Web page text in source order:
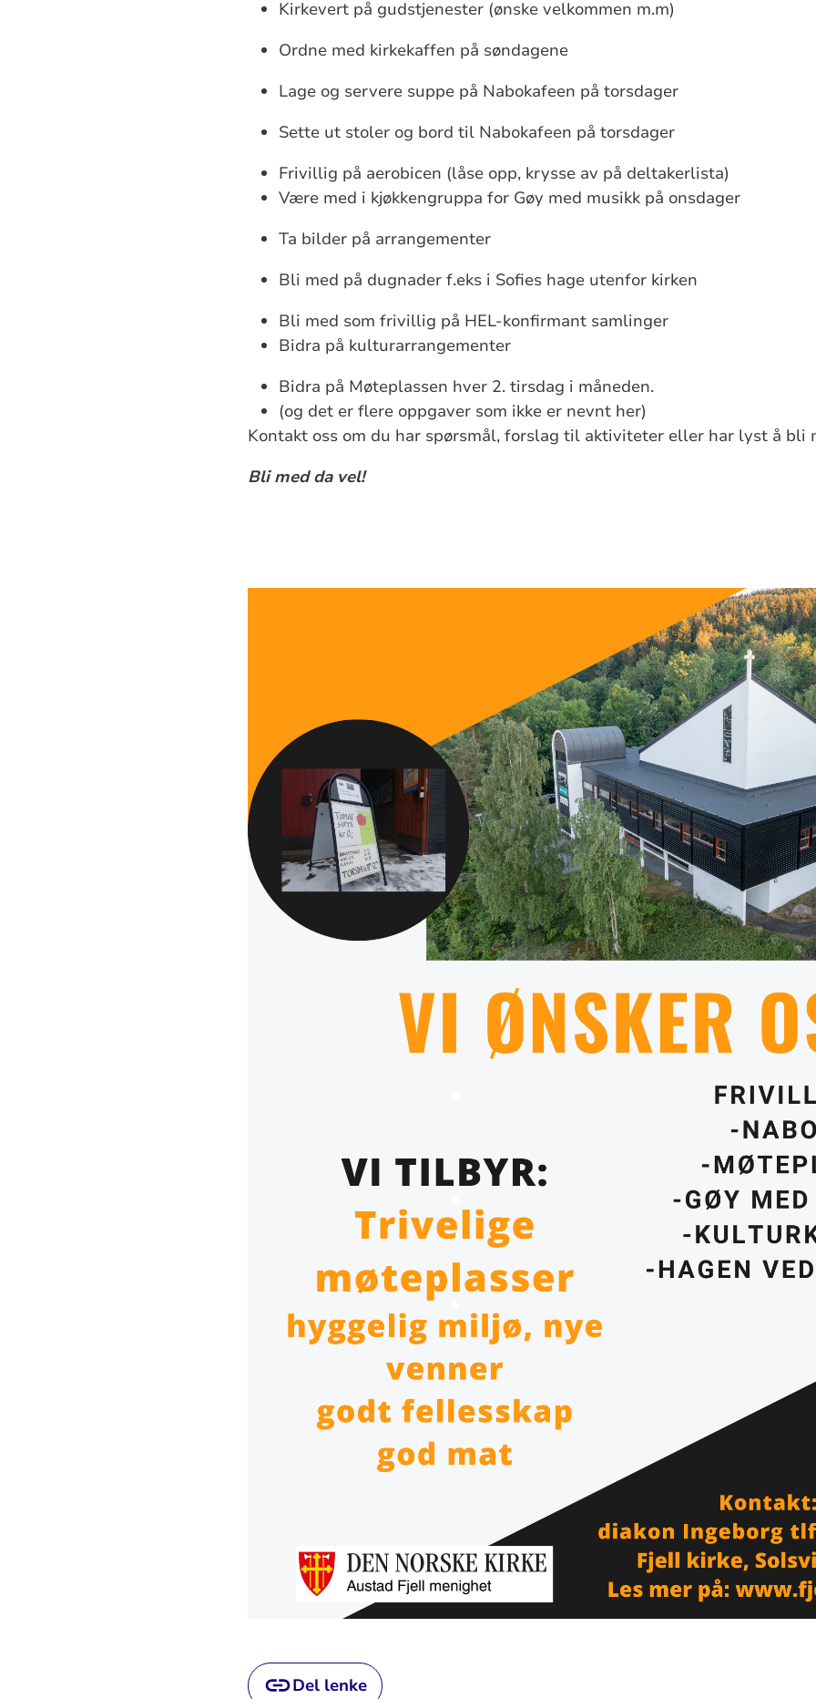
Kirkevert på gudstjenester (ønske velkommen m.m)
Ordne med kirkekaffen på søndagene
Lage og servere suppe på Nabokafeen på torsdager
Sette ut stoler og bord til Nabokafeen på torsdager
Frivillig på aerobicen (låse opp, krysse av på deltakerlista)
Være med i kjøkkengruppa for Gøy med musikk på onsdager
Ta bilder på arrangementer
Bli med på dugnader f.eksi Sofies hage utenfor kirken
Bli med som frivillig på HEL-konfirmant samlinger
Bidra på kulturarrangementer
Bidra på Møteplassen hver 2. tirsdag i måneden.
(og det er flere oppgaver som ikke er nevnt her)
Kontakt oss om du har spørsmål, forslag til aktiviteter eller har lyst å bli
Bli med da vel!
Del lenke